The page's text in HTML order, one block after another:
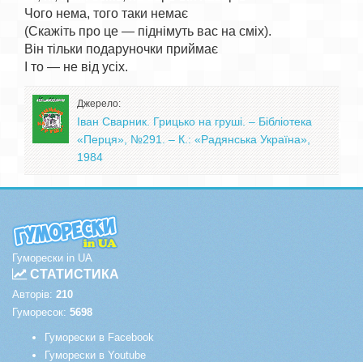
Чого нема, того таки немає
(Скажіть про це — піднімуть вас на сміх).
Він тільки подаруночки приймає
Джерело:
Іван Сварник. Грицько на груші. – Бібліотека
«Перця», №291. – К.: «Радянська Україна»,
1984
Гуморески in UA
СТАТИСТИКА
Авторів: 210
Гуморесок: 5698
Гуморески в Facebook
Гуморески в Youtube